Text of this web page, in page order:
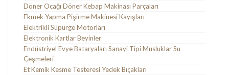
Döner Ocağı Döner Kebap Makinası Parçaları
Ekmek Yapma Pişirme Makinesi Kayışları
Elektrikli Süpürge Motorları
Elektronik Kartlar Beyinler
Endüstriyel Evye Bataryaları Sanayi Tipi Musluklar Su
Çeşmeleri
Et Kemik Kesme Testeresi Yedek Bıçakları